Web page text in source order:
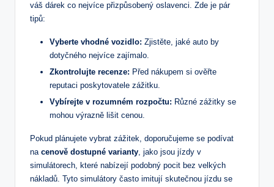
váš dárek co nejvíce přizpůsobený oslavenci. Zde je pár
tipů:
Vyberte vhodné vozidlo: Zjistěte, jaké auto by
dotyčného nejvíce zajímalo.
Zkontrolujte recenze: Před nákupem si ověřte
reputaci poskytovatele zážitku.
Vybírejte v rozumném rozpočtu: Různé zážitky se
mohou výrazně lišit cenou.
Pokud plánujete vybrat zážitek, doporučujeme se podívat
na cenově dostupné varianty, jako jsou jízdy v
simulátorech, které nabízejí podobný pocit bez velkých
nákladů. Tyto simulátory často imitují skutečnou jízdu se